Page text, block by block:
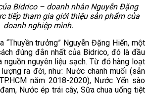
Bidrico – doanh nhân Nguyễn Đặng
tiếp tham gia giới thiệu sản phẩm của
doanh nghiệp mình.
trưởng” Nguyễn Đặng Hiến, một
đúng đắn nhất của Bidrico, đó là đầu
nguồn nguyên liệu sạch. Từ đó hàng loạt
ra đời, như: Nước chanh muối (sản
năm 2018-2020), Nước Yến sào
Nước ép trái cây, Sữa chua uống tiệt